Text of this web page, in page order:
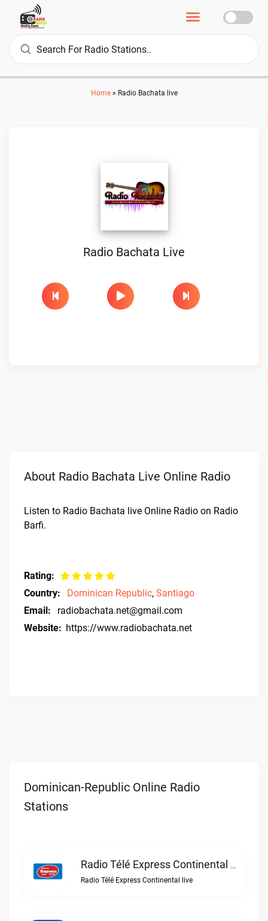
Home» Radio Bachata live
Radio Bachata Live
About Radio Bachata Live Online Radio
Listen to Radio Bachata live Online Radio on Radio
Barfi.
Rating:
Country:
Dominican Republic, Santiago
Email:
radiobachata.net@gmail.com
Website: https://www.radiobachata.net
Dominican-Republic Online Radio
Stations
Radio Télé Express Continental Live
Radio Télé Express Continental live